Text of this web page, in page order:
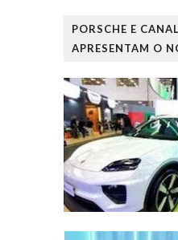
PORSCHE E
APRESENTAM O